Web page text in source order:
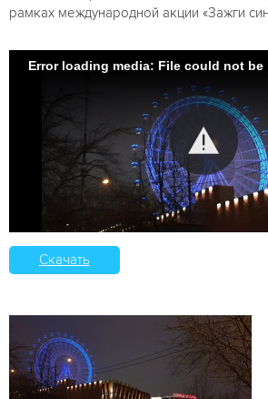
рамках международной акции «Зажги
Error loading media: File could not be
Скачать